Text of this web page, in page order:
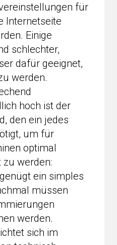
für
Internetseite
Einige
schlechter,
dafür geeignet,
werden.
hoch ist der
den ein jedes
um für
optimal
werden:
ein simples
müssen
werden.
sich im